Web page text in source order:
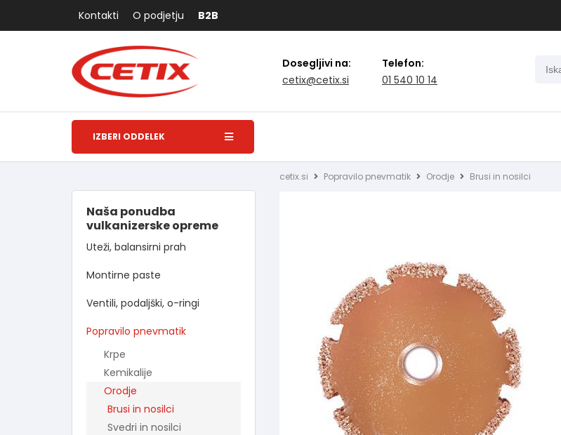
Kontakti O podjetju B2B
Dosegljivi na:
cetix
cetix.si
Telefon:
01 540 10 14
IZBERI ODDELEK
Naša ponudba
vulkanizerske opreme
Uteži, balansirni prah
Montirne paste
Ventili, podaljški, o-ringi
Popravilo pnevmatik
Krpe
Kemikalije
Orodje
Brusi in nosilci
Svedri in nosilci
cetix.si Popravilo pnevmatik Orodje Brusi in nosilci